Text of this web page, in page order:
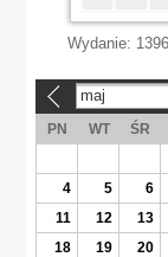
Wydanie: 1396
maj
PN WT ŚR
4
5 6
11
12 13
18
19 20